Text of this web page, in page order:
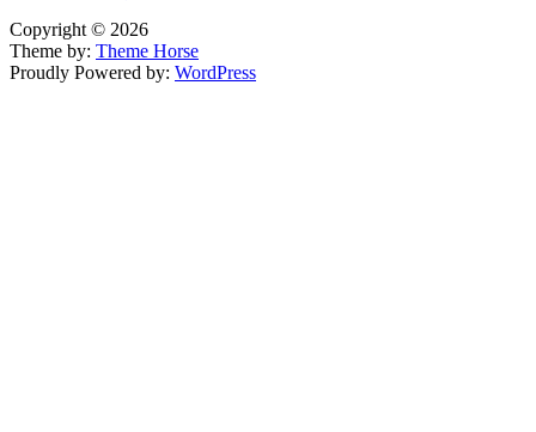
Copyright © 2026
Theme by: Theme Horse
Proudly Powered by: WordPress